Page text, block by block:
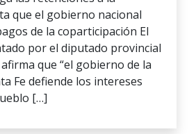
que el gobierno nacional
de la coparticipación El
por el diputado provincial
que “el gobierno de la
Fe defiende los intereses
[…]